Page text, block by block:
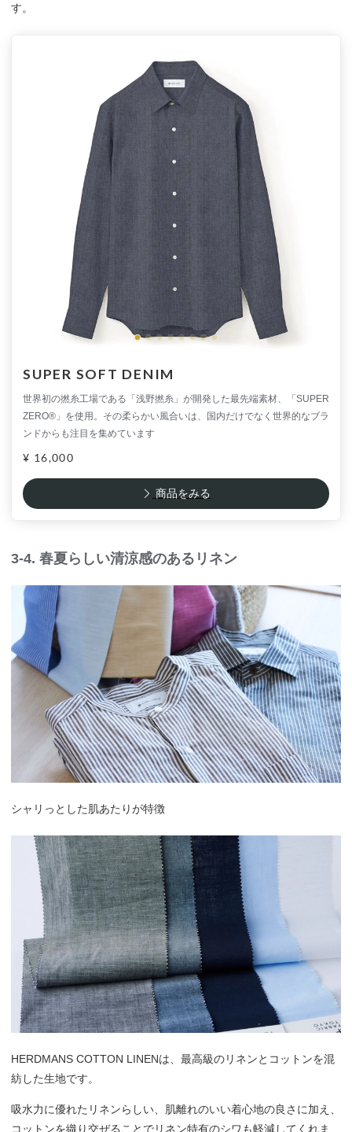
す。
SUPER SOFT DENIM
世界初の撚糸工場である「浅野撚糸」が開発した最先端素材、「SUPER
ZERO®」を使用。その柔らかい風合いは、国内だけでなく世界的なブラ
ンドからも注目を集めています
¥ 16,000
商品をみる
3-4. 春夏らしい清涼感のあるリネン
シャリっとした肌あたりが特徴
HERDMANS COTTON LINENは、最高級のリネンとコットンを混
紡した生地です。
吸水力に優れたリネンらしい、肌離れのいい着心地の良さに加え、
コットンを織り交ぜることでリネン特有のシワも軽減してくれま